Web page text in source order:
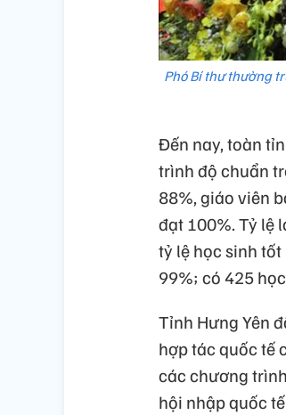
Phó Bí thư thường
Đến nay, toàn
trình độ chuẩn
88%, giáo viên
đạt 100%. Tỷ lệ
tỷ lệ học sinh
99%; có 425
Tỉnh Hưng Yên
hợp tác quốc tế
các chương
hội nhập quốc